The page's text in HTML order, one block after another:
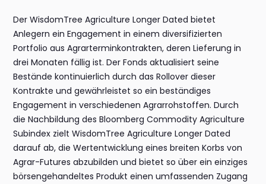
Der WisdomTree Agriculture Longer Dated bietet
Anlegern ein Engagement in einem diversifizierten
Portfolio aus Agrarterminkontrakten, deren Lieferung in
drei Monaten fällig ist. Der Fonds aktualisiert seine
Bestände kontinuierlich durch das Rollover dieser
Kontrakte und gewährleistet so ein beständiges
Engagement in verschiedenen Agrarrohstoffen. Durch
die Nachbildung des Bloomberg Commodity Agriculture
Subindex zielt WisdomTree Agriculture Longer Dated
darauf ab, die Wertentwicklung eines breiten Korbs von
Agrar-Futures abzubilden und bietet so über ein einziges
börsengehandeltes Produkt einen umfassenden Zugang